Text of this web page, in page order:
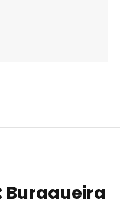
Buraqueira